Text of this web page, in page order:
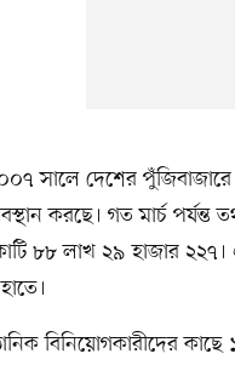
সালে দেশের
করছে। গত মার্চ পর্যন্ত
৮৮ লাখ ২৯ হাজার
বিনিয়োগকারীদের